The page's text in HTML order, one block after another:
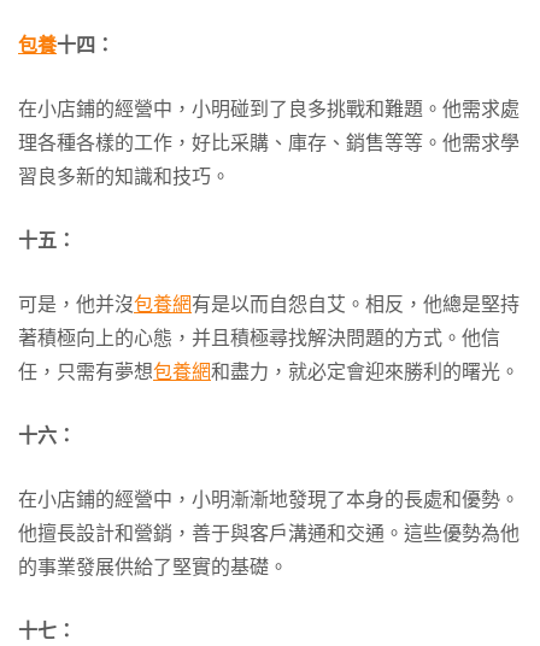
包養十四：
在小店鋪的經營中，小明碰到了良多挑戰和難題。他需求處
理各種各樣的工作，好比采購、庫存、銷售等等。他需求學
習良多新的知識和技巧。
十五：
可是，他并沒包養網有是以而自怨自艾。相反，他總是堅持
著積極向上的心態，并且積極尋找解決問題的方式。他信
任，只需有夢想包養網和盡力，就必定會迎來勝利的曙光。
十六：
在小店鋪的經營中，小明漸漸地發現了本身的長處和優勢。
他擅長設計和營銷，善于與客戶溝通和交通。這些優勢為他
的事業發展供給了堅實的基礎。
十七：